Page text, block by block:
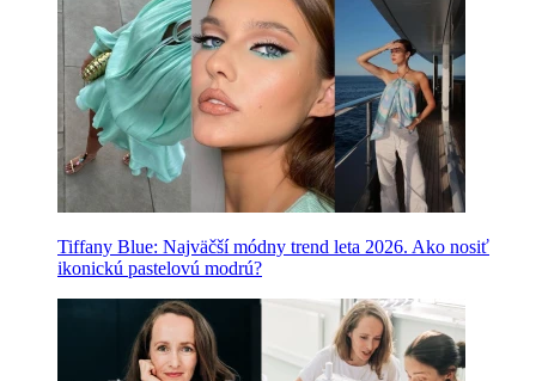
Tiffany Blue: Najväčší módny trend leta 2026. Ako nosiť
ikonickú pastelovú modrú?